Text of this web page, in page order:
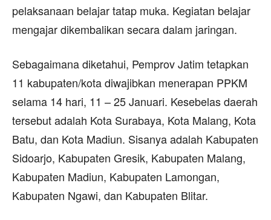
pelaksanaan belajar tatap muka. Kegiatan belajar
mengajar dikembalikan secara dalam jaringan.
Sebagaimana diketahui, Pemprov Jatim tetapkan
11 kabupaten/kota diwajibkan menerapan PPKM
selama 14 hari, 11 – 25 Januari. Kesebelas daerah
tersebut adalah Kota Surabaya, Kota Malang, Kota
Batu, dan Kota Madiun. Sisanya adalah Kabupaten
Sidoarjo, Kabupaten Gresik, Kabupaten Malang,
Kabupaten Madiun, Kabupaten Lamongan,
Kabupaten Ngawi, dan Kabupaten Blitar.